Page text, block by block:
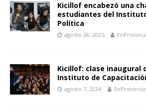
Kicillof encabezó una
estudiantes del
Política
agosto 28, 2025
Kicillof: clase inaugural
Instituto de
agosto 7, 2024 EnProvincia